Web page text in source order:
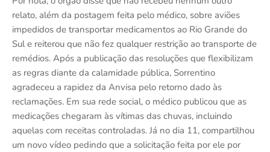
relato, além da postagem feita pelo médico, sobre aviões
impedidos de transportar medicamentos ao Rio Grande do
Sul e reiterou que não fez qualquer restrição ao transporte de
remédios. Após a publicação das resoluções que flexibilizam
as regras diante da calamidade pública, Sorrentino
agradeceu a rapidez da Anvisa pelo retorno dado às
reclamações. Em sua rede social, o médico publicou que as
medicações chegaram às vítimas das chuvas, incluindo
aquelas com receitas controladas. Já no dia 11, compartilhou
um novo vídeo pedindo que a solicitação feita por ele por